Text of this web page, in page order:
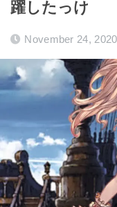
躍したっけ
November 24, 2020